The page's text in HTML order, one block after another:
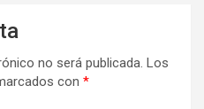
no será publicada. Los
con *